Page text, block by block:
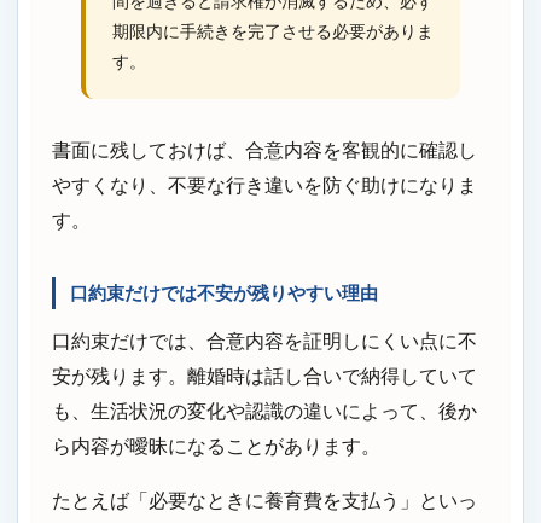
期限内に手続きを完了させる必要がありま
す。
書面に残しておけば、合意内容を客観的に確認し
やすくなり、不要な行き違いを防ぐ助けになりま
す。
口約束だけでは不安が残りやすい理由
口約束だけでは、合意内容を証明しにくい点に不
安が残ります。離婚時は話し合いで納得していて
も、生活状況の変化や認識の違いによって、後か
ら内容が曖昧になることがあります。
たとえば「必要なときに養育費を支払う」といっ